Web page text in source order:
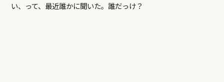
い、って、最近誰かに聞いた。誰だっけ？